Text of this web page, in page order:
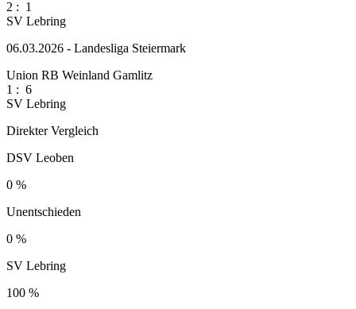
2 : 1
SV Lebring
06.03.2026 - Landesliga Steiermark
Union RB Weinland Gamlitz
1 : 6
SV Lebring
Direkter Vergleich
DSV Leoben
0 %
Unentschieden
0 %
SV Lebring
100 %